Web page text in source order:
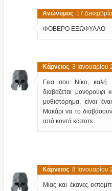
Ανώνυμος 17
ΦΟΒΕΡΟ ΕΞΩΦΥΛΛΟ
Κάρνειος 3 Ιανουαρίου
Γεια σου Νίκο, καλή
διαβάζεται μονορούφι
μυθιστόρημα, είναι
Μακάρι να το
από κοντά κάποτε.
Κάρνειος 8 Ιανουαρίου
Μιας και έκανες